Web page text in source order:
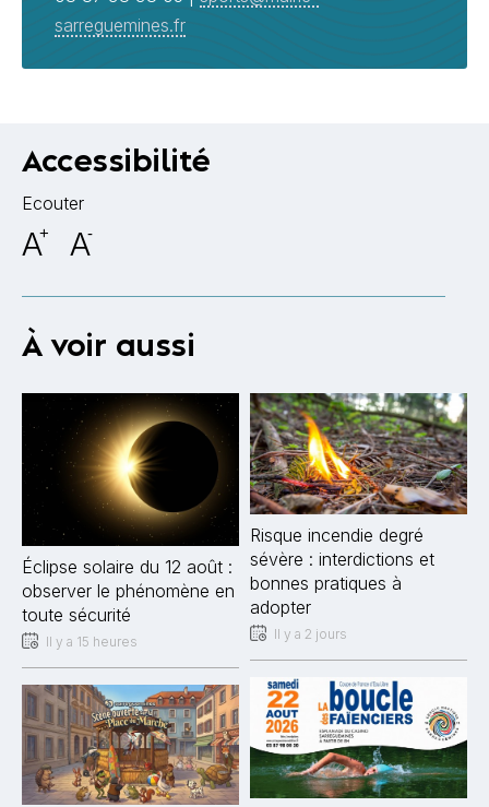
sarreguemines.fr
Accessibilité
Ecouter
A+ A-
À voir aussi
Éclipse solaire du 12 août :
observer le phénomène en
toute sécurité
Il y a 15 heures
Risque incendie degré
sévère : interdictions et
bonnes pratiques à
adopter
Il y a 2 jours